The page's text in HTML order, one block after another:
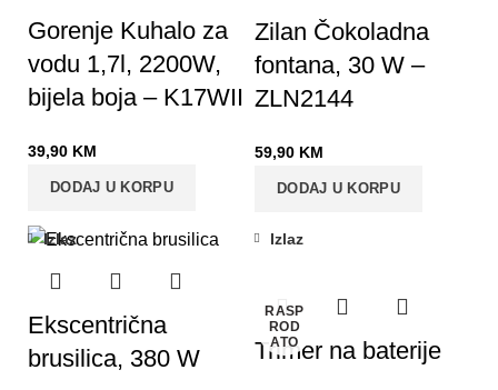
Gorenje Kuhalo za
vodu 1,7l, 2200W,
bijela boja – K17WII
39,90 KM
DODAJ U KORPU
Zilan Čokoladna
fontana, 30 W –
ZLN2144
59,90 KM
DODAJ U KORPU
Izlaz
Ekscentrična
brusilica, 380 W
RASP
ROD
ATO
Izlaz
Trimer na baterije